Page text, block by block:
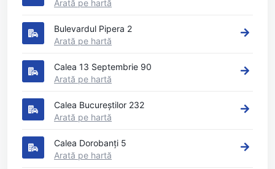
Arată pe hartă
Bulevardul Pipera 2
Arată pe hartă
Calea 13 Septembrie 90
Arată pe hartă
Calea Bucureștilor 232
Arată pe hartă
Calea Dorobanți 5
Arată pe hartă